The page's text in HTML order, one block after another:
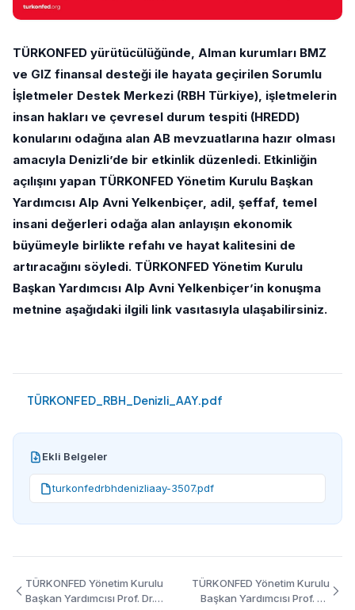
TÜRKONFED yürütücülüğünde, Alman kurumları BMZ
ve GIZ finansal desteği ile hayata geçirilen Sorumlu
İşletmeler Destek Merkezi (RBH Türkiye), işletmelerin
insan hakları ve çevresel durum tespiti (HREDD)
konularını odağına alan AB mevzuatlarına hazır olması
amacıyla Denizli’de bir etkinlik düzenledi. Etkinliğin
açılışını yapan TÜRKONFED Yönetim Kurulu Başkan
Yardımcısı Alp Avni Yelkenbiçer, adil, şeffaf, temel
insani değerleri odağa alan anlayışın ekonomik
büyümeyle birlikte refahı ve hayat kalitesini de
artıracağını söyledi. TÜRKONFED Yönetim Kurulu
Başkan Yardımcısı Alp Avni Yelkenbiçer’in konuşma
metnine aşağıdaki ilgili link vasıtasıyla ulaşabilirsiniz.
TÜRKONFED_RBH_Denizli_AAY.pdf
Ekli Belgeler
turkonfedrbhdenizliaay-3507.pdf
TÜRKONFED Yönetim Kurulu
Başkan Yardımcısı Prof. Dr.
TÜRKONFED Yönetim Kurulu
Başkan Yardımcısı Prof. Dr.